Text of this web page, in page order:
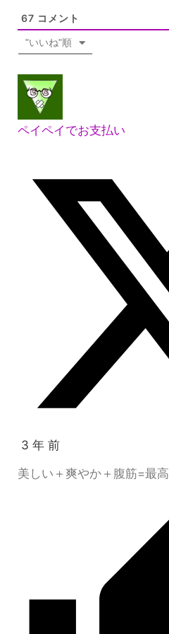
67 コメント
"いいね"順
ペイペイでお支払い
3 年 前
美しい＋爽やか＋腹筋=最高